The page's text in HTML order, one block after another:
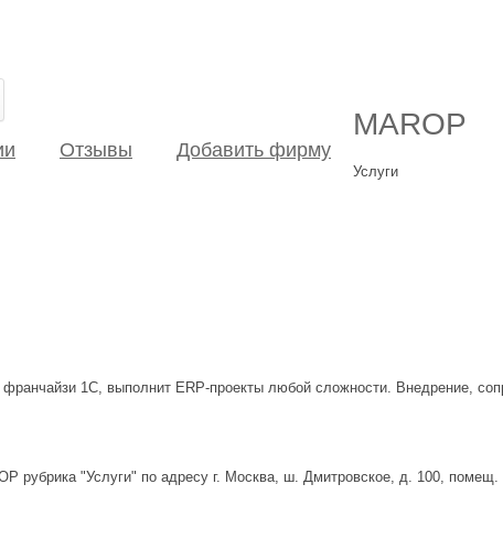
Отзывы Добавить фирму
MAROP
Услуги
1С, выполнит ERP-проекты любой сложности. Внедрение,
рубрика "Услуги" по адресу г. Москва, ш. Дмитровское, д. 100,